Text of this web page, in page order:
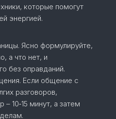
которые помогут
энергией.
Ясно формулируйте,
а что нет, и
без оправданий.
Если общение с
разговоров,
– 10‑15 минут, а затем